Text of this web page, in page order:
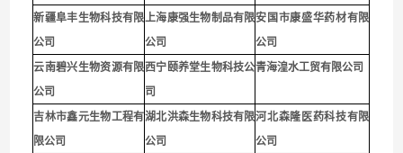
新疆阜丰生物科技有限
公司
上海康强生物制品有限
公司
安国市康盛华药材有限
公司
云南碧兴生物资源有限
公司
西宁颐养堂生物科技公
司
青海湟水工贸有限公司
吉林市鑫元生物工程有
限公司
湖北洪森生物科技有限
公司
河北森隆医药科技有限
公司